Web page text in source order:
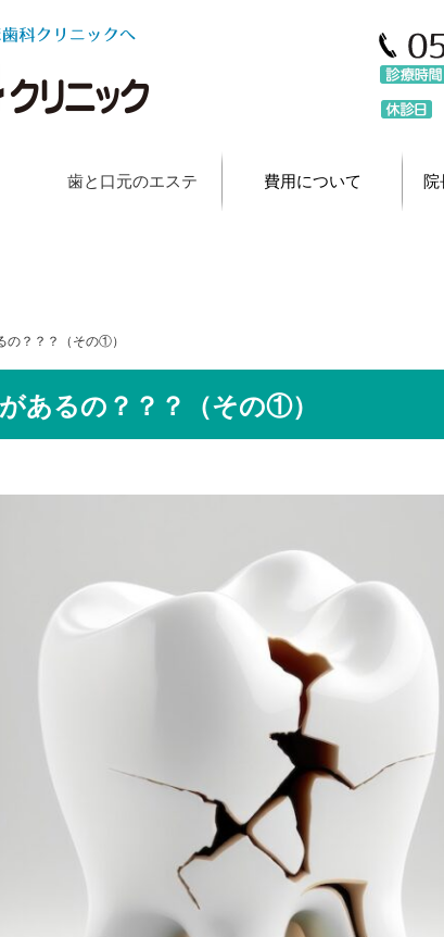
nagoya-mizuho-dental.com/public_html/
歯と口元のエステ 費用について 院
の？？？（その①）
あるの？？？（その①）